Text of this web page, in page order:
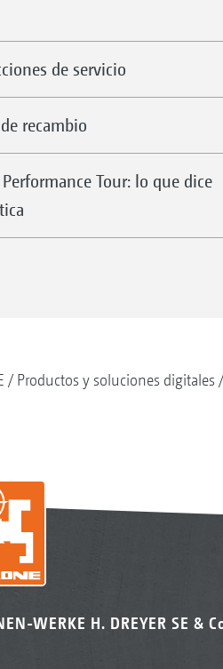
de servicio
recambio
Performance Tour: lo que dice
Productos y soluciones digitales
WERKE H. DREYER SE &